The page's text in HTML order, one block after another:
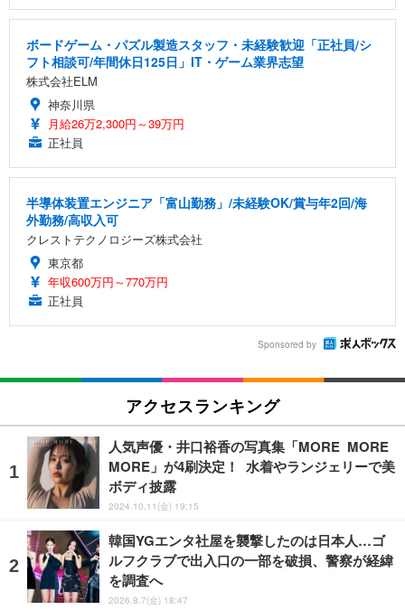
ボードゲーム・パズル製造スタッフ・未経験歓迎「正社員/シ
フト相談可/年間休日125日」IT・ゲーム業界志望
株式会社ELM
神奈川県
月給26万2,300円～39万円
正社員
半導体装置エンジニア「富山勤務」/未経験OK/賞与年2回/海
外勤務/高収入可
クレストテクノロジーズ株式会社
東京都
年収600万円～770万円
正社員
Sponsored by
アクセスランキング
人気声優・井口裕香の写真集「MORE MORE
MORE」が4刷決定！ 水着やランジェリーで美
ボディ披露
2024.10.11(金) 19:15
韓国YGエンタ社屋を襲撃したのは日本人…ゴ
ルフクラブで出入口の一部を破損、警察が経緯
を調査へ
2026.8.7(金) 18:47